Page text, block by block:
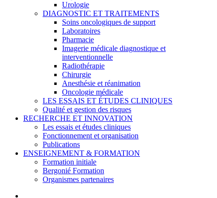
Urologie
DIAGNOSTIC ET TRAITEMENTS
Soins oncologiques de support
Laboratoires
Pharmacie
Imagerie médicale diagnostique et
interventionnelle
Radiothérapie
Chirurgie
Anesthésie et réanimation
Oncologie médicale
LES ESSAIS ET ÉTUDES CLINIQUES
Qualité et gestion des risques
RECHERCHE ET INNOVATION
Les essais et études cliniques
Fonctionnement et organisation
Publications
ENSEIGNEMENT & FORMATION
Formation initiale
Bergonié Formation
Organismes partenaires